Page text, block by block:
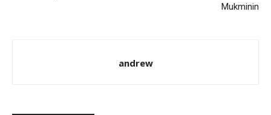
Mukminin
andrew